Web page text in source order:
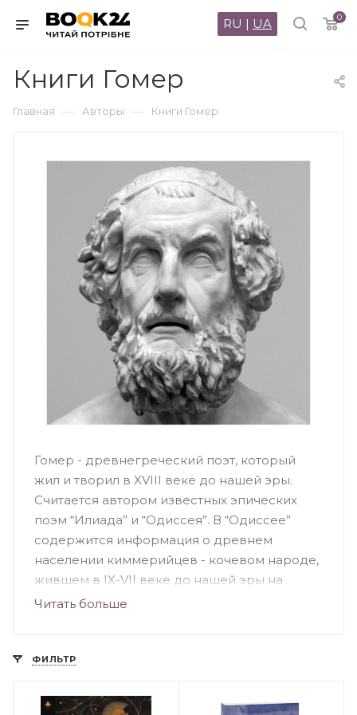
0
RU | UA
Книги Гомер
Главная — Авторы — Книги Гомер
Гомер - древнегреческий поэт, который
жил и творил в XVIII веке до нашей эры.
Считается автором известных эпических
поэм “Илиада” и “Одиссея”. В “Одиссее”
содержится информация о древнем
населении киммерийцев - кочевом народе,
жившем в IX-VII веке до нашей эры на
территории Северного Причерноморья.
называемый “Гомеровский вопрос”,
изучением происхождения и авторства
Читать больше
ФИЛЬТР